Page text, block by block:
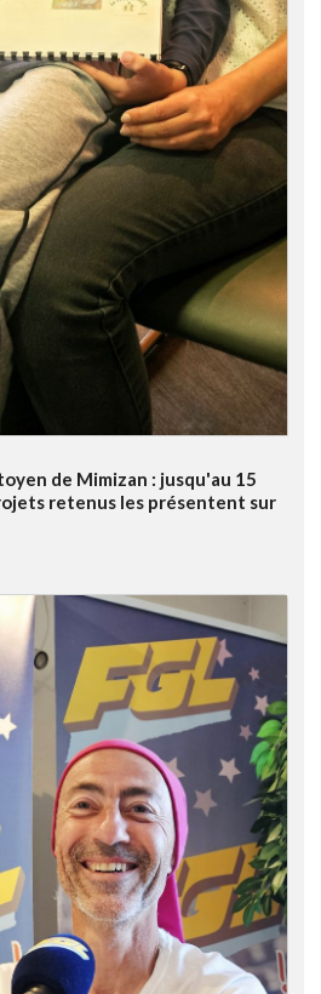
de Mimizan : jusqu'au 15
retenus les présentent sur